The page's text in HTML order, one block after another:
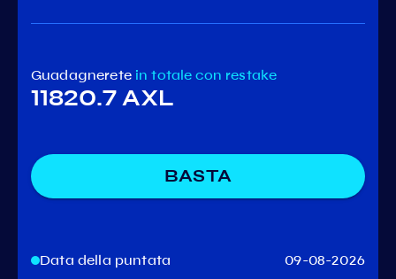
Guadagnerete in totale con restake
11820.7 AXL
BASTA
Data della puntata
09-08-2026